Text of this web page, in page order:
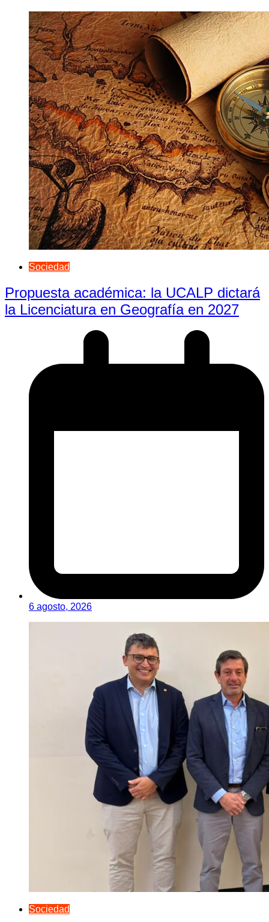
Sociedad
Propuesta académica: la UCALP dictará
la Licenciatura en Geografía en 2027
6 agosto, 2026
Sociedad